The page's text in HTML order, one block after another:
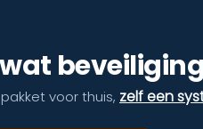
voor thuis, zelf een